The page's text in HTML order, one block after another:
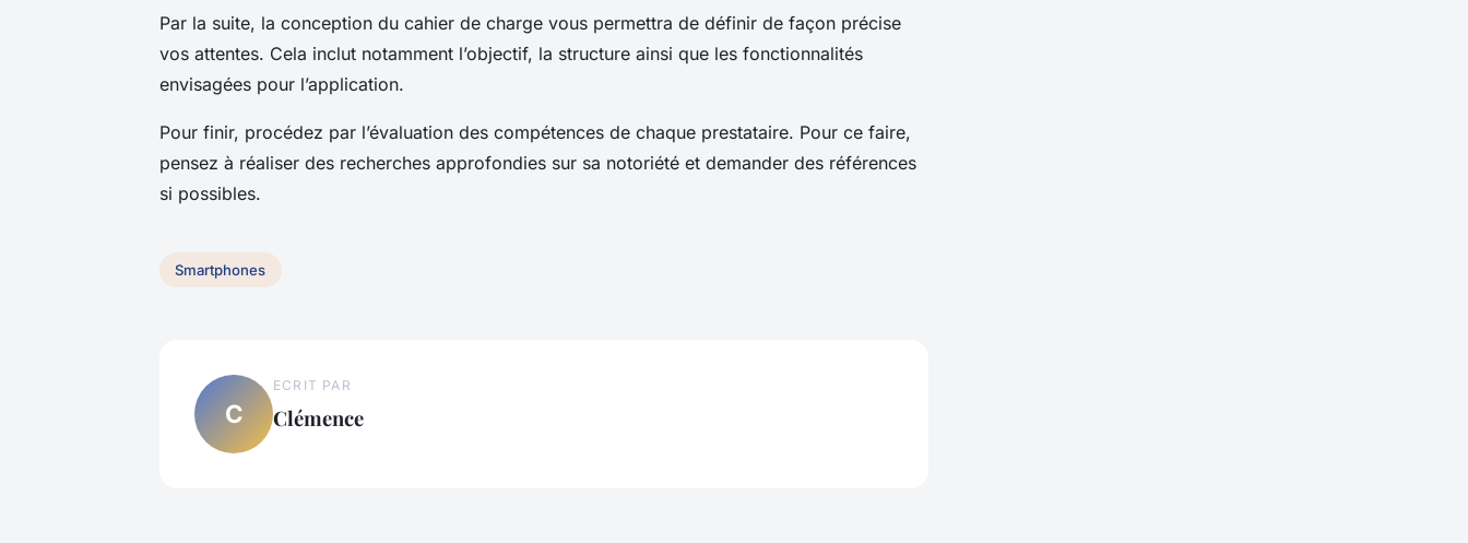
Par la suite, la conception du cahier de charge vous permettra de définir de façon précise
vos attentes. Cela inclut notamment l’objectif, la structure ainsi que les fonctionnalités
envisagées pour l’application.
Pour finir, procédez par l’évaluation des compétences de chaque prestataire. Pour ce faire,
pensez à réaliser des recherches approfondies sur sa notoriété et demander des références
si possibles.
Smartphones
C
ECRIT PAR
Clémence